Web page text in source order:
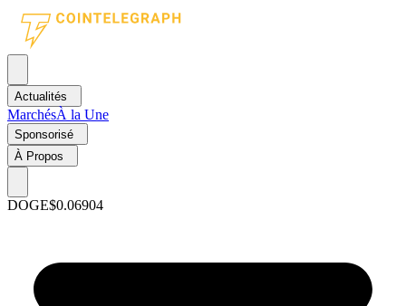
Actualités
MarchésÀ la Une
Sponsorisé
À Propos
DOGE$0.06904